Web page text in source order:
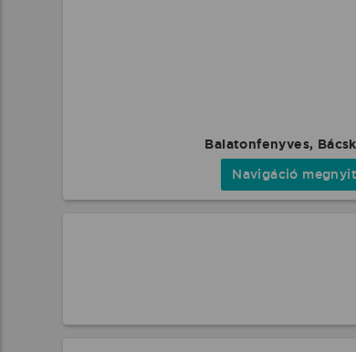
Balatonfenyves,
Navigáció